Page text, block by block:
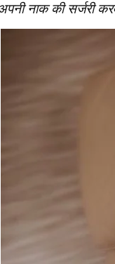
नाक की सर्जरी